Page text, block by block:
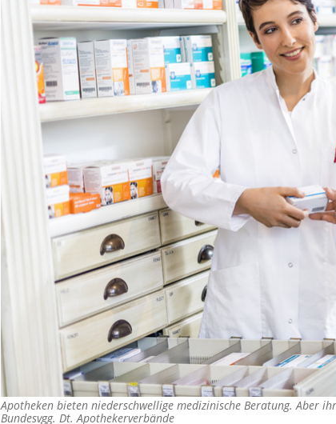
Apotheken bieten niederschwellige medizinische Beratung. Aber
Bundesvgg. Dt. Apothekerverbände